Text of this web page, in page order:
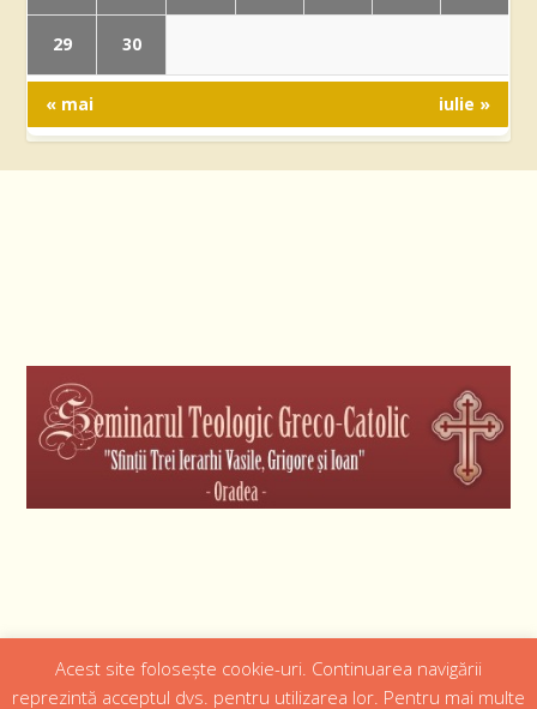
29 30
« mai iulie »
Designed byWeb Design 4Us Consulting |
Acest site folosește cookie-uri. Continuarea navigării
reprezintă acceptul dvs. pentru utilizarea lor. Pentru mai multe